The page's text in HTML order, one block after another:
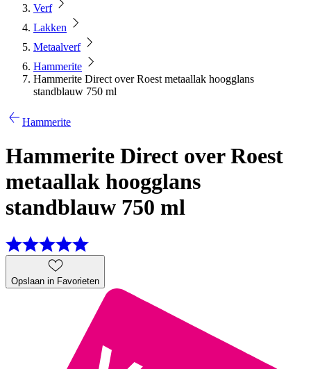
Verf
Lakken
Metaalverf
Hammerite
Hammerite Direct over Roest metaallak hoogglans
standblauw 750 ml
Hammerite
Hammerite Direct over Roest
metaallak hoogglans
standblauw 750 ml
Opslaan in Favorieten